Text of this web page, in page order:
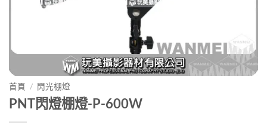
首頁 / 閃光棚燈
PNT閃燈棚燈-P-600W